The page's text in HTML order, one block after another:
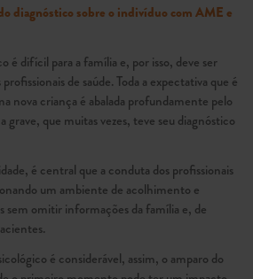
diagnóstico sobre o indivíduo com AME e
é difícil para a família e, por isso, deve ser
de saúde. Toda a expectativa que é
nova criança é abalada profundamente pelo
grave, que muitas vezes, teve seu diagnóstico
é central que a conduta dos profissionais
um ambiente de acolhimento e
sem omitir informações da família e, de
é considerável, assim, o amparo do